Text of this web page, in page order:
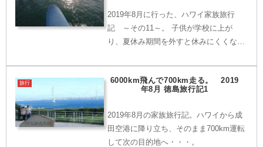
2019年8月に行った、ハワイ家族旅行
記 ～その11～。 子供が学校に上が
り、夏休み期間を外すと休みにくくなる
要望に押され、まさかまさかの、ピーク
シーズン（8月）にハワイに行くこと
に・・・。
旅行
6000km飛んで700km走る。 2019
年8月 徳島旅行記1
2019年8月の家族旅行記。ハワイから成
田空港に降り立ち、そのまま700km運転
して次の目的地へ・・・。